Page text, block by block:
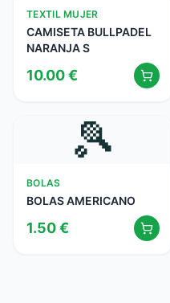
TEXTIL MUJER
CAMISETA BULLPADEL
NARANJA S
10.00€
🎾
BOLAS
BOLAS AMERICANO
1.50€